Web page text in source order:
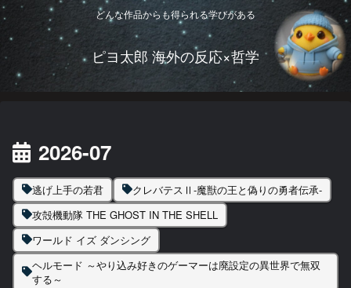
どんな作品からも得られる学びがある
ピヨ太郎 海外の反応×哲学
2026-07
逃げ上手の若君
クレバテスⅡ-魔獣の王と偽りの勇者伝承-
攻殻機動隊 THE GHOST IN THE SHELL
ワールド イズ ダンシング
ヘルモード ～やり込み好きのゲーマーは廃設定の異世界で無双
する～